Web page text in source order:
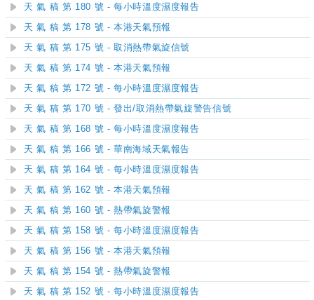
天 氣 稿 第 180 號 - 每小時溫度濕度報告
天 氣 稿 第 178 號 - 本港天氣預報
天 氣 稿 第 175 號 - 取消熱帶氣旋信號
天 氣 稿 第 174 號 - 本港天氣預報
天 氣 稿 第 172 號 - 每小時溫度濕度報告
天 氣 稿 第 170 號 - 發出/取消熱帶氣旋警告信號
天 氣 稿 第 168 號 - 每小時溫度濕度報告
天 氣 稿 第 166 號 - 華南海域天氣報告
天 氣 稿 第 164 號 - 每小時溫度濕度報告
天 氣 稿 第 162 號 - 本港天氣預報
天 氣 稿 第 160 號 - 熱帶氣旋警報
天 氣 稿 第 158 號 - 每小時溫度濕度報告
天 氣 稿 第 156 號 - 本港天氣預報
天 氣 稿 第 154 號 - 熱帶氣旋警報
天 氣 稿 第 152 號 - 每小時溫度濕度報告